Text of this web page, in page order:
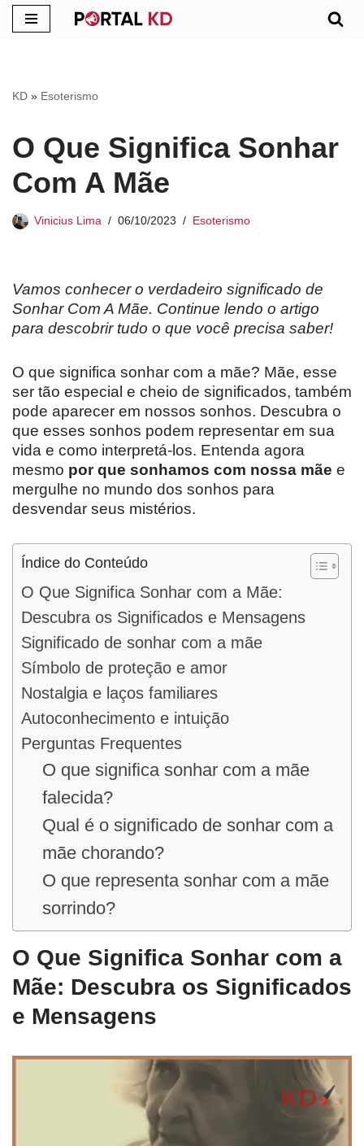
conteúdo
KD » Esoterismo
O Que Significa Sonhar
Com A Mãe
Vinicius Lima 06/10/2023 Esoterismo
Vamos conhecer o verdadeiro significado de
Sonhar Com A Mãe. Continue lendo o artigo
para descobrir tudo o que você precisa saber!
O que significa sonhar com a mãe? Mãe, esse
ser tão especial e cheio de significados, também
pode aparecer em nossos sonhos. Descubra o
que esses sonhos podem representar em sua
vida e como interpretá-los. Entenda agora
mesmo por que sonhamos com nossa mãe e
mergulhe no mundo dos sonhos para
desvendar seus mistérios.
Índice do Conteúdo
O Que Significa Sonhar com a Mãe:
Descubra os Significados e Mensagens
Significado de sonhar com a mãe
Símbolo de proteção e amor
Nostalgia e laços familiares
Autoconhecimento e intuição
Perguntas Frequentes
O que significa sonhar com a mãe
falecida?
Qual é o significado de sonhar com a
mãe chorando?
O que representa sonhar com a mãe
sorrindo?
O Que Significa Sonhar com a
Mãe: Descubra os Significados
e Mensagens